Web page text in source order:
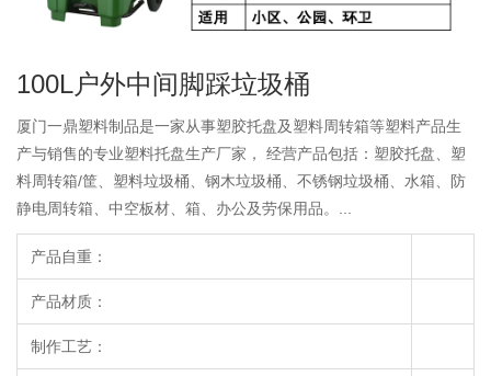
100L户外中间脚踩垃圾桶
厦门一鼎塑料制品是一家从事塑胶托盘及塑料周转箱等塑料产品生
产与销售的专业塑料托盘生产厂家， 经营产品包括：塑胶托盘、塑
料周转箱/筐、塑料垃圾桶、钢木垃圾桶、不锈钢垃圾桶、水箱、防
静电周转箱、中空板材、箱、办公及劳保用品。...
产品自重：
产品材质：
制作工艺：